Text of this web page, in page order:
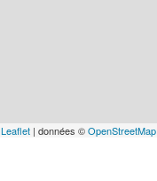
Leaflet | données ©OpenStreetMap